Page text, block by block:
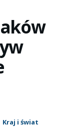
Kraj i świat